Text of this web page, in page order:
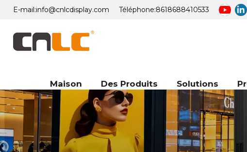
E-mail:info@cnlcdisplay.com Téléphone:8618688410533
Maison Des Produits Solutions